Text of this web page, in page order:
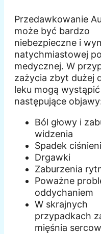
Przedawkowanie
może być bardzo
niebezpieczne i
natychmiastowej
medycznej. W
zażycia zbyt dużej
leku mogą wystąpić
następujące
Ból głowy i
widzenia
Spadek
Drgawki
Zaburzenia
Poważne
oddychaniem
W skrajnych
przypadkach
mięśnia